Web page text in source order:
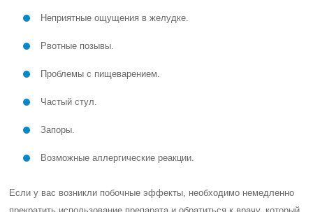
Неприятные ощущения в желудке.
Рвотные позывы.
Проблемы с пищеварением.
Частый стул.
Запоры.
Возможные аллергические реакции.
Если у вас возникли побочные эффекты, необходимо немедленно